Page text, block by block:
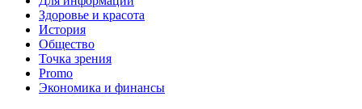
Здоровье и красота
История
Общество
Точка зрения
Promo
Экономика и финансы